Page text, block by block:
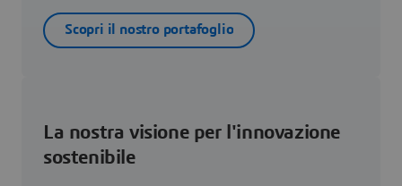
Scopri il nostro portafoglio
La nostra visione per l'innovazione
sostenibile